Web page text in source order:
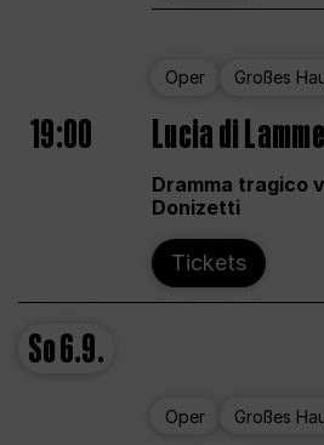
Oper Großes
19:00 Lucia di
Dramma tragico
Donizetti
Tickets
So6.9.
Oper Großes